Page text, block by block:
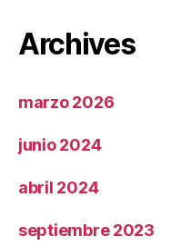
Archives
marzo 2026
junio 2024
abril 2024
septiembre 2023